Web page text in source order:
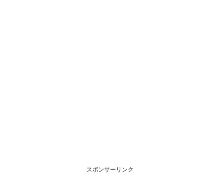
スポンサーリンク